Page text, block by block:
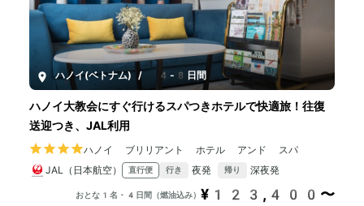
ハノイ(ベトナム) / 4-8日間
ハノイ大教会にすぐ行けるスパつきホテルで快適旅！往復
送迎つき、JAL利用
ハノイ ブリリアント ホテル アンド スパ
JAL（日本航空）
直行便 行き 夜発 帰り 深夜発
おとな1名・4日間（燃油込み） ¥123,400〜